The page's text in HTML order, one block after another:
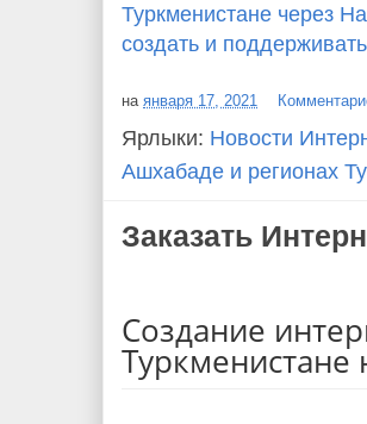
Туркменистане через
создать и
на января 17, 2021
Ярлыки: Новости
Ашхабаде и регионах
Заказать
Создание